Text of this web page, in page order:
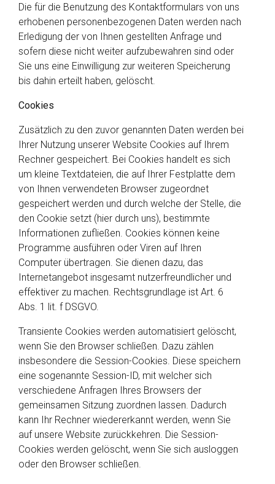
Die für die Benutzung des Kontaktformulars von uns
erhobenen personenbezogenen Daten werden nach
Erledigung der von Ihnen gestellten Anfrage und
sofern diese nicht weiter aufzubewahren sind oder
Sie uns eine Einwilligung zur weiteren Speicherung
bis dahin erteilt haben, gelöscht.
Cookies
Zusätzlich zu den zuvor genannten Daten werden bei
Ihrer Nutzung unserer Website Cookies auf Ihrem
Rechner gespeichert. Bei Cookies handelt es sich
um kleine Textdateien, die auf Ihrer Festplatte dem
von Ihnen verwendeten Browser zugeordnet
gespeichert werden und durch welche der Stelle, die
den Cookie setzt (hier durch uns), bestimmte
Informationen zufließen. Cookies können keine
Programme ausführen oder Viren auf Ihren
Computer übertragen. Sie dienen dazu, das
Internetangebot insgesamt nutzerfreundlicher und
effektiver zu machen. Rechtsgrundlage ist Art. 6
Abs. 1 lit. f DSGVO.
Transiente Cookies werden automatisiert gelöscht,
wenn Sie den Browser schließen. Dazu zählen
insbesondere die Session-Cookies. Diese speichern
eine sogenannte Session-ID, mit welcher sich
verschiedene Anfragen Ihres Browsers der
gemeinsamen Sitzung zuordnen lassen. Dadurch
kann Ihr Rechner wiedererkannt werden, wenn Sie
auf unsere Website zurückkehren. Die Session-
Cookies werden gelöscht, wenn Sie sich ausloggen
oder den Browser schließen.